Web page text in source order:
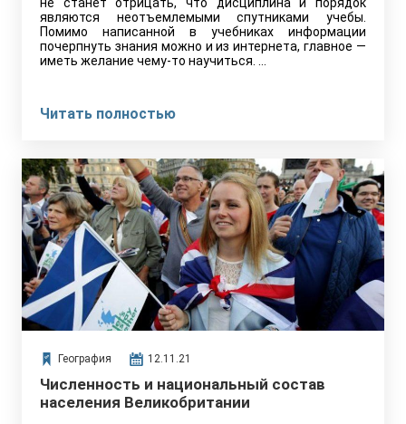
являются неотъемлемыми спутниками учебы.
Помимо написанной в учебниках информации
почерпнуть знания можно и из интернета, главное —
иметь желание чему-то научиться. …
Читать полностью
География 12.11.21
Численность и национальный состав
населения Великобритании